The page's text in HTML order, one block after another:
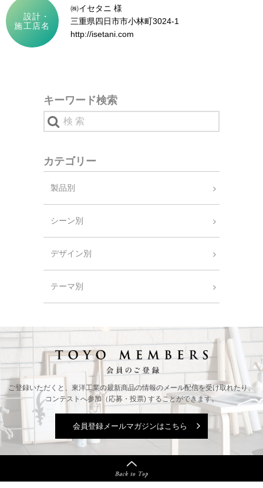
設計・
施工店名
㈱イセタニ 様
三重県四日市市小林町3024-1
http://isetani.com
キーワード検索
カテゴリー
製品別
シーン別
デザイン別
テーマ別
ご登録いただくと、東洋工業の最新商品の情報のメール配信を受け取れたり、
コンテストへ参加（応募・投票) することができます。
会員登録メールマガジンはこちら